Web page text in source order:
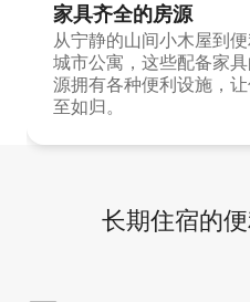
家具齐全的房源
从宁静的山间小木屋到
城市公寓，这些配备家
源拥有各种便利设施，
至如归。
长期住宿的